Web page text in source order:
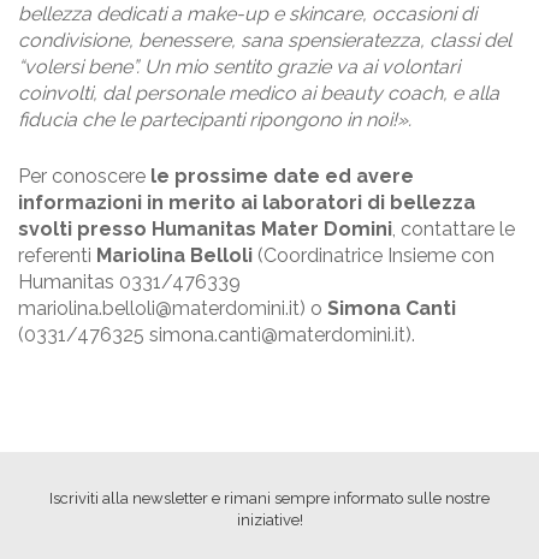
bellezza dedicati a make-up e skincare, occasioni di
condivisione, benessere, sana spensieratezza, classi del
“volersi bene”. Un mio sentito grazie va ai volontari
coinvolti, dal personale medico ai beauty coach, e alla
fiducia che le partecipanti ripongono in noi!».
Per conoscere le prossime date ed avere
informazioni in merito ai laboratori di bellezza
svolti presso Humanitas Mater Domini, contattare le
referenti Mariolina Belloli (Coordinatrice Insieme con
Humanitas 0331/476339
mariolina.belloli@materdomini.it) o Simona Canti
(0331/476325 simona.canti@materdomini.it).
Iscriviti alla newsletter e rimani sempre informato sulle nostre
iniziative!